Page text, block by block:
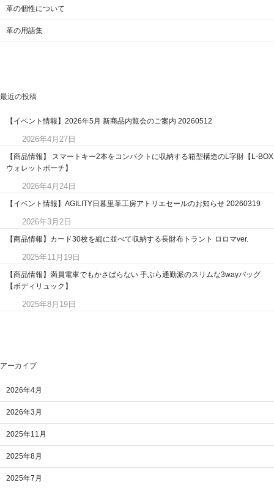
革の個性について
革の用語集
最近の投稿
【イベント情報】2026年5月 新商品内覧会のご案内 20260512
2026年4月27日
【商品情報】 スマートキー2本をコンパクトに収納する箱型構造のL字財【L-BOX
ウォレットポーチ】
2026年4月24日
【イベント情報】AGILITY日暮里革工房アトリエセールのお知らせ 20260319
2026年3月2日
【商品情報】カード30枚を縦に並べて収納する長財布トラント ロロマver.
2025年11月19日
【商品情報】満員電車でもかさばらない 手ぶら通勤派のスリムな3wayバッグ
【ボディリュック】
2025年8月19日
アーカイブ
2026年4月
2026年3月
2025年11月
2025年8月
2025年7月